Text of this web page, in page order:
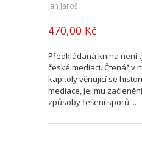
Jan Jaroš
470,00 Kč
Předkládaná kniha není
české mediaci. Čtenář v
kapitoly věnující se
mediace, jejímu
způsoby řešení sporů,...